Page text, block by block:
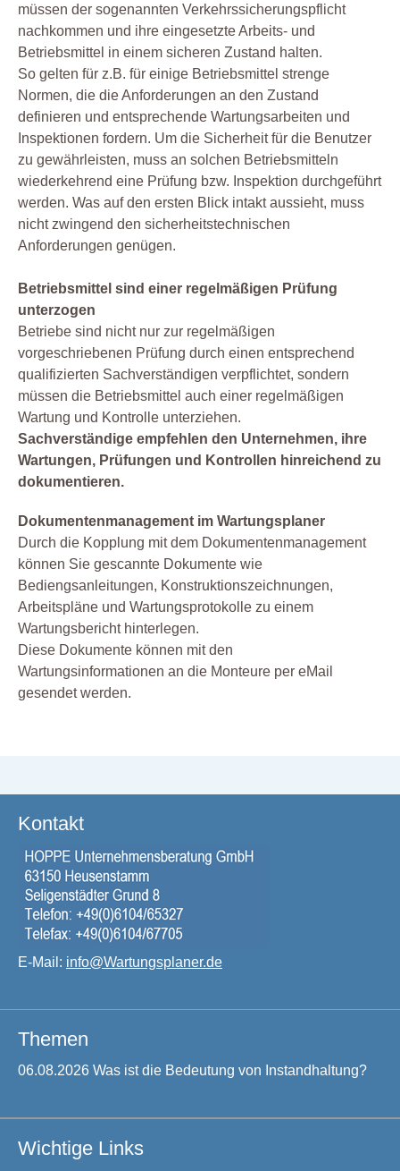
müssen der sogenannten Verkehrssicherungspflicht
nachkommen und ihre eingesetzte Arbeits- und
Betriebsmittel in einem sicheren Zustand halten.
So gelten für z.B. für einige Betriebsmittel strenge
Normen, die die Anforderungen an den Zustand
definieren und entsprechende Wartungsarbeiten und
Inspektionen fordern. Um die Sicherheit für die Benutzer
zu gewährleisten, muss an solchen Betriebsmitteln
wiederkehrend eine Prüfung bzw. Inspektion durchgeführt
werden. Was auf den ersten Blick intakt aussieht, muss
nicht zwingend den sicherheitstechnischen
Anforderungen genügen.
Betriebsmittel sind einer regelmäßigen Prüfung
unterzogen
Betriebe sind nicht nur zur regelmäßigen
vorgeschriebenen Prüfung durch einen entsprechend
qualifizierten Sachverständigen verpflichtet, sondern
müssen die Betriebsmittel auch einer regelmäßigen
Wartung und Kontrolle unterziehen.
Sachverständige empfehlen den Unternehmen, ihre
Wartungen, Prüfungen und Kontrollen hinreichend zu
dokumentieren.
Dokumentenmanagement im Wartungsplaner
Durch die Kopplung mit dem Dokumentenmanagement
können Sie gescannte Dokumente wie
Bediengsanleitungen, Konstruktionszeichnungen,
Arbeitspläne und Wartungsprotokolle zu einem
Wartungsbericht hinterlegen.
Diese Dokumente können mit den
Wartungsinformationen an die Monteure per eMail
gesendet werden.
Kontakt
E-Mail: info@Wartungsplaner.de
Themen
06.08.2026 Was ist die Bedeutung von Instandhaltung?
Wichtige Links